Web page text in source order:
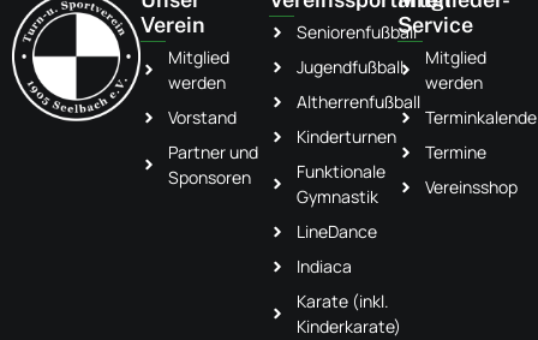
Verein
Mitglied
werden
Vorstand
Partner und
Sponsoren
Seniorenfußball
Jugendfußball
Altherrenfußball
Kinderturnen
Funktionale
Gymnastik
LineDance
Indiaca
Karate (inkl.
Kinderkarate)
Service
Mitglied
werden
Termine
Vereinsshop